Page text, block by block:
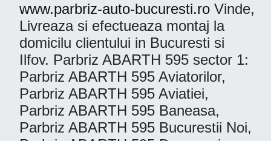
www.parbriz-auto-bucuresti.ro Vinde,
Livreaza si efectueaza montaj la
domicilu clientului in Bucuresti si
Ilfov. Parbriz ABARTH 595 sector 1:
Parbriz ABARTH 595 Aviatorilor,
Parbriz ABARTH 595 Aviatiei,
Parbriz ABARTH 595 Baneasa,
Parbriz ABARTH 595 Bucurestii Noi,